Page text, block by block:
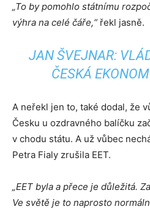
„To by pomohlo státnímu
výhra na celé čáře,“řekl jasně.
JAN ŠVEJNAR:
ČESKÁ
A neřekl jen to, také dodal, že
Česku u ozdravného balíčku
v chodu státu. A už vůbec
Petra Fialy zrušila EET.
„EET byla a přece je důležitá.
Ve světě je to naprosto